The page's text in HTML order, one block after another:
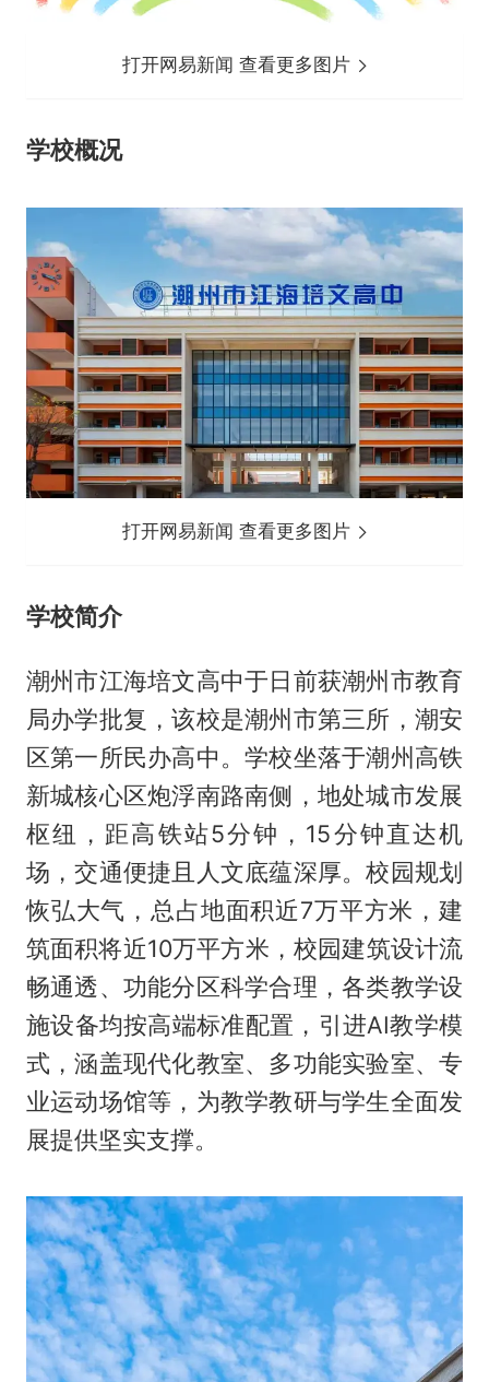
打开网易新闻 查看更多图片
学校概况
打开网易新闻 查看更多图片
学校简介
潮州市江海培文高中于日前获潮州市教育
局办学批复，该校是潮州市第三所，潮安
区第一所民办高中。学校坐落于潮州高铁
新城核心区炮浮南路南侧，地处城市发展
枢纽，距高铁站5分钟，15分钟直达机
场，交通便捷且人文底蕴深厚。校园规划
恢弘大气，总占地面积近7万平方米，建
筑面积将近10万平方米，校园建筑设计流
畅通透、功能分区科学合理，各类教学设
施设备均按高端标准配置，引进AI教学模
式，涵盖现代化教室、多功能实验室、专
业运动场馆等，为教学教研与学生全面发
展提供坚实支撑。